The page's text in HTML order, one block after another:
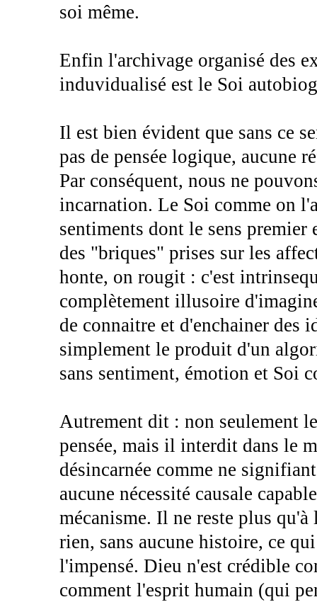
soi même.
Enfin l'archivage organisé des
induvidualisé est le Soi
Il est bien évident que sans ce
pas de pensée logique, aucune
Par conséquent, nous ne
incarnation. Le Soi comme on
sentiments dont le sens
des "briques" prises sur les
honte, on rougit : c'est
complètement illusoire
de connaitre et d'enchainer des
simplement le produit d'un
sans sentiment, émotion et Soi
Autrement dit : non seulement
pensée, mais il interdit dans le
désincarnée comme ne
aucune nécessité causale
mécanisme. Il ne reste plus
rien, sans aucune histoire, ce
l'impensé. Dieu n'est crédible
comment l'esprit humain (qui